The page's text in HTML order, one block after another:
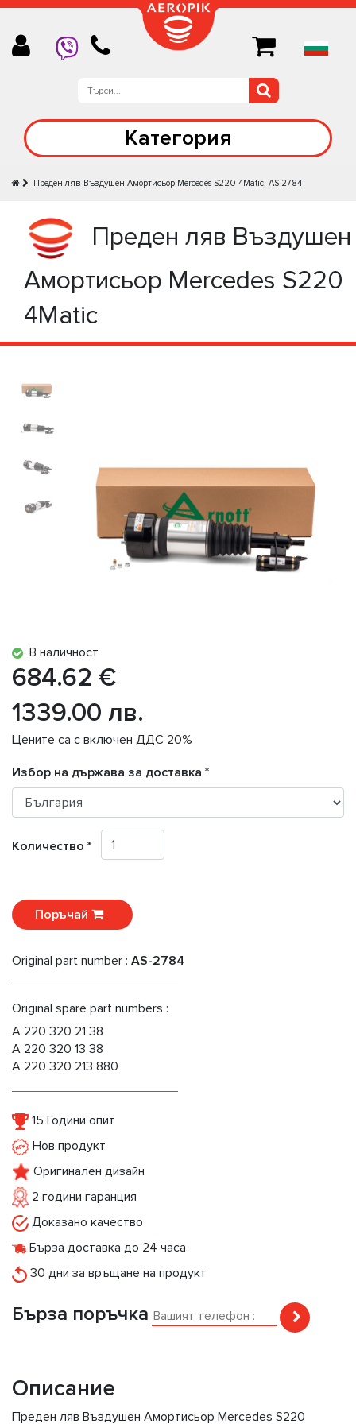
Категория
Преден ляв Въздушен Амортисьор Mercedes S220 4Matic, AS-2784
Преден ляв Въздушен
Амортисьор Mercedes S220
4Matic
В наличност
684.62 €
1339.00 лв.
Цените са с включен ДДС 20%
Избор на държава за доставка *
Количество *
Поръчай
Original part number : AS-2784
Original spare part numbers :
A 220 320 21 38
A 220 320 13 38
A 220 320 213 880
15 Години опит
Нов продукт
Оригинален дизайн
2 години гаранция
Доказано качество
Бърза доставка до 24 часа
30 дни за връщане на продукт
Бърза поръчка
Описание
Преден ляв Въздушен Амортисьор Mercedes S220